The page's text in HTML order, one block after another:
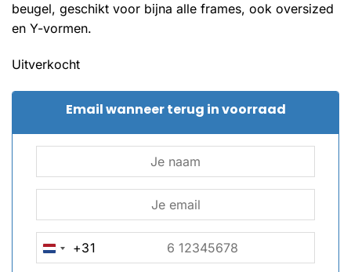
beugel, geschikt voor bijna alle frames, ook oversized
en Y-vormen.
Uitverkocht
Email wanneer terug in voorraad
NETHERLANDS
+31